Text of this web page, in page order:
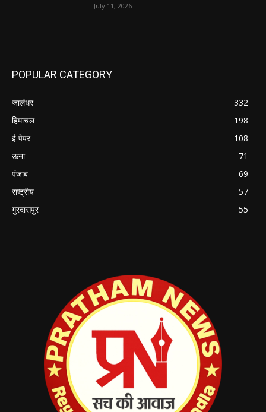
July 11, 2026
POPULAR CATEGORY
जालंधर
332
हिमाचल
198
ई पेपर
108
ऊना
71
पंजाब
69
राष्ट्रीय
57
गुरदासपुर
55